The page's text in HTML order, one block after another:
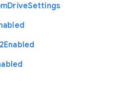
DriveSettings
Enabled